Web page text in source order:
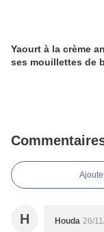
Yaourt à la crème
ses mouillettes de
H Houda 26/